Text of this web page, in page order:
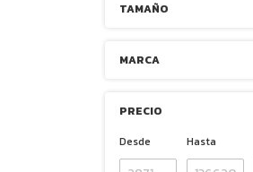
TAMAÑO
MARCA
PRECIO
Desde
Hasta